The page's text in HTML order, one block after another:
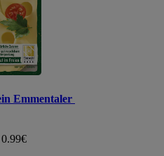
Emmentaler